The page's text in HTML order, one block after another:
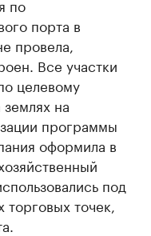
по
порта в
провела,
Все участки
целевому
на
программы
оформила в
под
точек,